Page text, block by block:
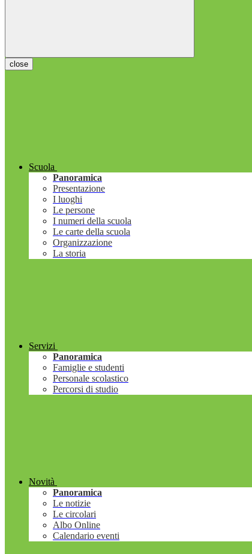
close
Scuola
Panoramica
Presentazione
I luoghi
Le persone
I numeri della scuola
Le carte della scuola
Organizzazione
La storia
Servizi
Panoramica
Famiglie e studenti
Personale scolastico
Percorsi di studio
Novità
Panoramica
Le notizie
Le circolari
Albo Online
Calendario eventi